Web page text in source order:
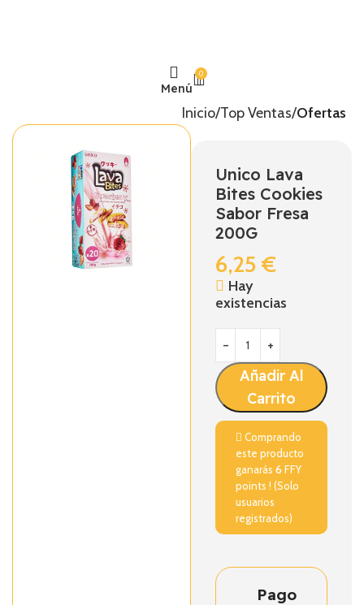
Menú
0
Inicio Top Ventas Ofertas
Unico Lava
Bites Cookies
Sabor Fresa
200G
6,25€
Hay
existencias
Añadir Al
Carrito
Comprando
este producto
ganarás6 FFY
points ! (Solo
usuarios
registrados)
Pago